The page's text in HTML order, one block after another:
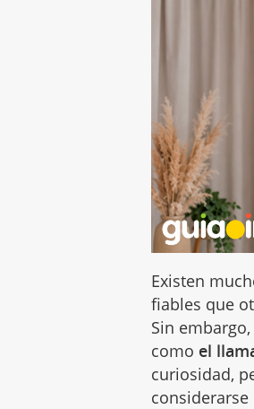
Existen
fiables que
Sin
como el
curiosidad,